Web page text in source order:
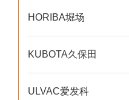
HORIBA堀场
KUBOTA久保田
ULVAC爱发科